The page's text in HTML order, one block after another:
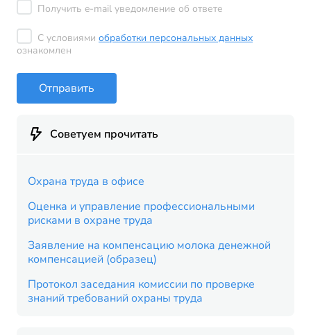
Получить e-mail уведомление об ответе
С условиями обработки персональных данных
ознакомлен
Отправить
Советуем прочитать
Охрана труда в офисе
Оценка и управление профессиональными
рисками в охране труда
Заявление на компенсацию молока денежной
компенсацией (образец)
Протокол заседания комиссии по проверке
знаний требований охраны труда